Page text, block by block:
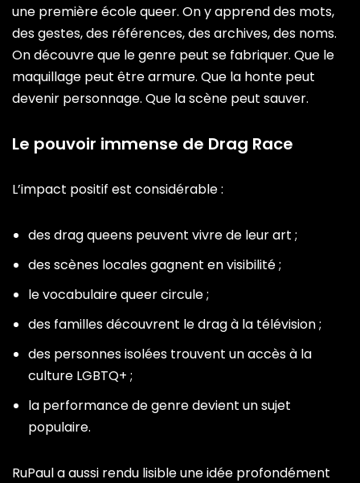
une première école queer. On y apprend des mots,
des gestes, des références, des archives, des noms.
On découvre que le genre peut se fabriquer. Que le
maquillage peut être armure. Que la honte peut
devenir personnage. Que la scène peut sauver.
Le pouvoir immense de Drag Race
L’impact positif est considérable :
des drag queens peuvent vivre de leur art ;
des scènes locales gagnent en visibilité ;
le vocabulaire queer circule ;
des familles découvrent le drag à la télévision ;
des personnes isolées trouvent un accès à la
culture LGBTQ+ ;
la performance de genre devient un sujet
populaire.
RuPaul a aussi rendu lisible une idée profondément